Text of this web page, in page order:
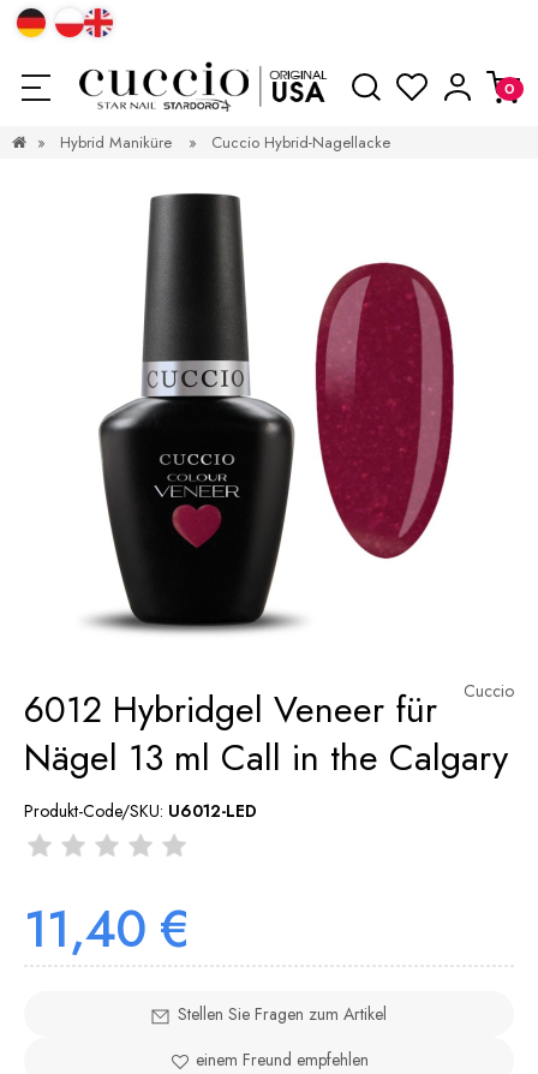
» Hybrid Maniküre » Cuccio Hybrid-Nagellacke
Cuccio
6012 Hybridgel Veneer für
Nägel 13 ml Call in the Calgary
Produkt-Code/SKU: U6012-LED
11,40 €
Stellen Sie Fragen zum Artikel
einem Freund empfehlen